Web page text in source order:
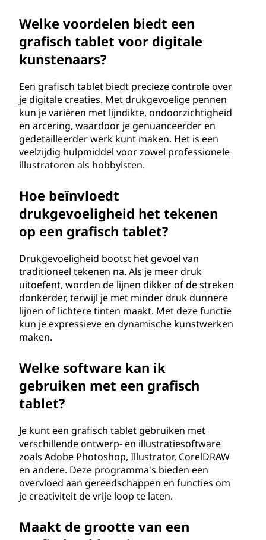
Welke voordelen biedt een
grafisch tablet voor digitale
kunstenaars?
Een grafisch tablet biedt precieze controle over
je digitale creaties. Met drukgevoelige pennen
kun je variëren met lijndikte, ondoorzichtigheid
en arcering, waardoor je genuanceerder en
gedetailleerder werk kunt maken. Het is een
veelzijdig hulpmiddel voor zowel professionele
illustratoren als hobbyisten.
Hoe beïnvloedt
drukgevoeligheid het tekenen
op een grafisch tablet?
Drukgevoeligheid bootst het gevoel van
traditioneel tekenen na. Als je meer druk
uitoefent, worden de lijnen dikker of de streken
donkerder, terwijl je met minder druk dunnere
lijnen of lichtere tinten maakt. Met deze functie
kun je expressieve en dynamische kunstwerken
maken.
Welke software kan ik
gebruiken met een grafisch
tablet?
Je kunt een grafisch tablet gebruiken met
verschillende ontwerp- en illustratiesoftware
zoals Adobe Photoshop, Illustrator, CorelDRAW
en andere. Deze programma's bieden een
overvloed aan gereedschappen en functies om
je creativiteit de vrije loop te laten.
Maakt de grootte van een